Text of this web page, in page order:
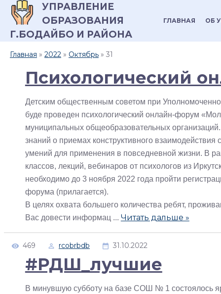
УПРАВЛЕНИЕ
ОБРАЗОВАНИЯ
Г.БОДАЙБО И РАЙОНА
ГЛАВНАЯ ОБ
Главная » 2022 » Октябрь » 31
Психологический
Детским общественным советом при
буде проведен психологический онлайн-форум
муниципальных общеобразовательных
знаний о приемах конструктивного
умений для применения в повседневной жизни. В
классов, лекций, вебинаров от психологов из
необходимо до 3 ноября 2022 года пройти
форума (прилагается).
В целях охвата большего количества ребят,
Вас довести информац ... Читать дальше »
469 rcobrbdb 31.10.2022
#РДШ_лучшие
В минувшую субботу на базе СОШ № 1 состоялось